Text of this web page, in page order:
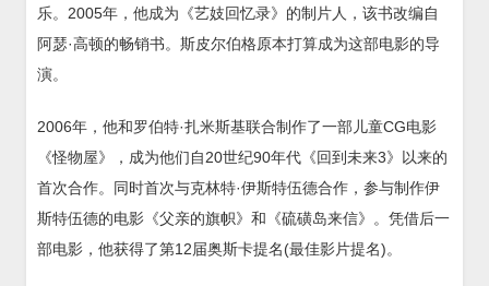
乐。2005年，他成为《艺妓回忆录》的制片人，该书改编自
阿瑟·高顿的畅销书。斯皮尔伯格原本打算成为这部电影的导
演。
2006年，他和罗伯特·扎米斯基联合制作了一部儿童CG电影
《怪物屋》，成为他们自20世纪90年代《回到未来3》以来的
首次合作。同时首次与克林特·伊斯特伍德合作，参与制作伊
斯特伍德的电影《父亲的旗帜》和《硫磺岛来信》。凭借后一
部电影，他获得了第12届奥斯卡提名(最佳影片提名)。